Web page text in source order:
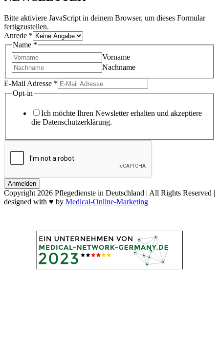
Bitte aktiviere JavaScript in deinem Browser, um dieses Formular
fertigzustellen.
Anrede *
Name *
Vorname
Nachname
E-Mail Adresse *
Opt-in
Ich möchte Ihren Newsletter erhalten und akzeptiere
die Datenschutzerklärung.
Anmelden
Copyright 2026 Pflegedienste in Deutschland | All Rights Reserved |
designed with ♥ by Medical-Online-Marketing